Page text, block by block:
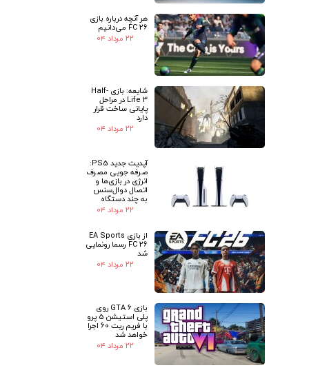
هر آنچه درباره بازی
FC 26 می‌دانیم
۲۲ مرداد ۰۴
شایعه: بازی Half-
Life 3 در مراحل
پایانی ساخت قرار
دارد
۲۲ مرداد ۰۴
آپدیت جدید PS5:
صرفه جویی مصرف
انرژی در بازی‌ها و
اتصال دوال‌سنس
به چند دستگاه
۲۲ مرداد ۰۴
از بازی EA Sports
FC 26 رسما رونمایی
شد
۲۲ مرداد ۰۴
بازی GTA 6 روی
پلی استیشن 5 پرو
با فریم ریت 60 اجرا
خواهد شد
۲۲ مرداد ۰۴